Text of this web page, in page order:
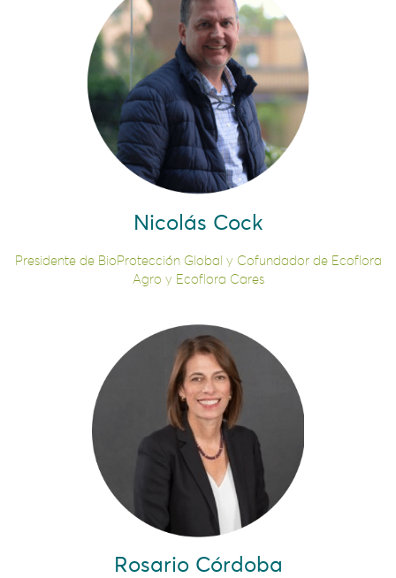
Nicolás Cock
Presidente de BioProtección Global y Cofundador de Ecoflora
Agro y Ecoflora Cares
Rosario Córdoba